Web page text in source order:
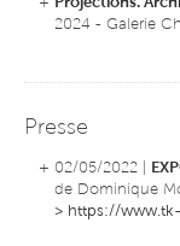
2024 - Galerie
Presse
+ 02/05/2022 |
de Dominique
> https://